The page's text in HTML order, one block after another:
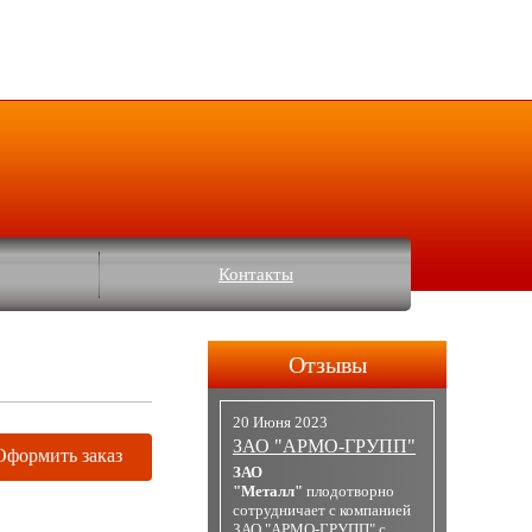
Контакты
заказ
Отзывы
20 Июня 2023
ЗАО "АРМО-ГРУПП"
ЗАО
"Металл" плодотворно
сотрудничает с компанией